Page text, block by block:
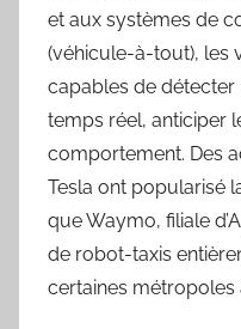
et aux systèmes de
(véhicule-à-tout), les
capables de
temps réel, anticiper
comportement. Des
Tesla ont popularisé
que Waymo, filiale
de robot-taxis
certaines métropoles